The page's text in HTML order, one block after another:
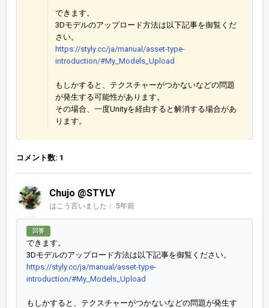
できます。
3Dモデルのアップロード方法は以下記事を御覧くだ
さい。
https://styly.cc/ja/manual/asset-type-
introduction/#My_Models_Upload
もしかすると、テクスチャーがつかないなどの問題
が発生する可能性があります。
その場合、一度Unityを経由すると解消する場合があ
ります。
コメント数: 1
Chujo @STYLY
はこう言いました： 5年前
回答
できます。
3Dモデルのアップロード方法は以下記事を御覧ください。
https://styly.cc/ja/manual/asset-type-
introduction/#My_Models_Upload
もしかすると、テクスチャーがつかないなどの問題が発生す